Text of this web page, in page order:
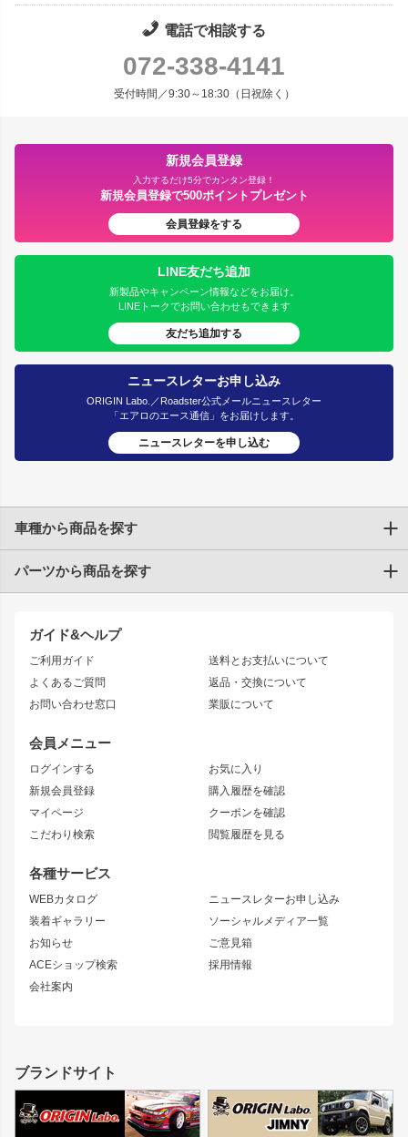
電話で相談する
072-338-4141
受付時間／9:30～18:30（日祝除く）
新規会員登録
入力するだけ5分でカンタン登録！
新規会員登録で500ポイントプレゼント
会員登録をする
LINE友だち追加
新製品やキャンペーン情報などをお届け。
LINEトークでお問い合わせもできます
友だち追加する
ニュースレターお申し込み
ORIGIN Labo.／Roadster公式メールニュースレター
「エアロのエース通信」をお届けします。
ニュースレターを申し込む
ガイド&ヘルプ
ご利用ガイド
よくあるご質問
お問い合わせ窓口
送料とお支払いについて
返品・交換について
業販について
会員メニュー
ログインする
新規会員登録
マイページ
こだわり検索
お気に入り
購入履歴を確認
クーポンを確認
閲覧履歴を見る
各種サービス
WEBカタログ
装着ギャラリー
お知らせ
ACEショップ検索
会社案内
ニュースレターお申し込み
ソーシャルメディア一覧
ご意見箱
採用情報
車種から商品を探す
トヨタ
JZX90 CHASER
JZX110 MARK II
JZX100 MARK II
JZX90 MARK II
トレノ
マークX
アリスト
ソアラ
アルテッツァ
ニッサン
S15 シルビア
S14 シルビア 後期
S13 シルビア
180SX
シルエイティ
ワンビア
ローレル
セフィーロ
キャラバン
スズキ
GS350
SC
スバル 三菱
パーツから商品を探す
エアロシリーズ
ドリフトライン
風神
雷神
レーシングライン
アタックライン
ストリームライン
リアウイング
ジムニーパーツ
ホイール
MUD-S7
MUD-SR7
まつど家 鉄漢
ボンネット
フェンダー
サイドパーツ
リアゲート
メンテナンスパーツ
ブランドサイト